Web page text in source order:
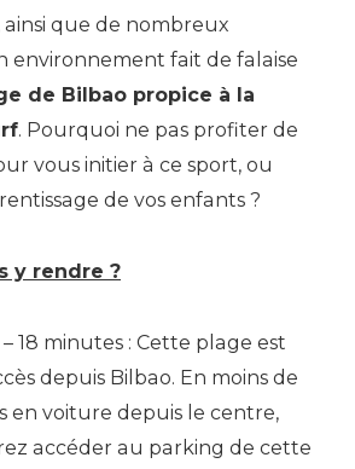
ainsi que de nombreux
environnement fait de falaise
de Bilbao propice à la
. Pourquoi ne pas profiter de
vous initier à ce sport, ou
de vos enfants ?
y rendre ?
18 minutes : Cette plage est
depuis Bilbao. En moins de
en voiture depuis le centre,
accéder au parking de cette